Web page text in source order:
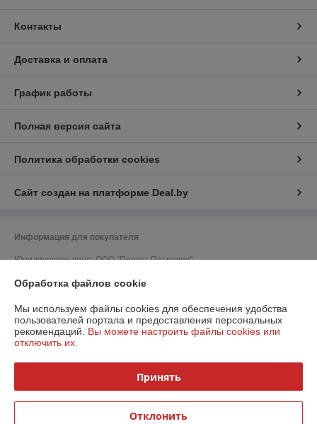
Контакты
Доставка и оплата
График работы
Полная версия сайта
Политика обработки cookies
Сайт создан на платформе Deal.by
Информация для покупателя
Юридическое лицо:ООО "Прокат Петрович"
УНП: 193215798
Регистрационный орган: Минский горисполком
Дата регистрации компании: 27.02.2019
Ссылка на свидетельство/лицензию
Ссылка на свидетельство/лицензию
Обработка файлов cookie
Мы используем файлы cookies для обеспечения удобства
пользователей портала и предоставления персональных
рекомендаций. Вы можете настроить файлы cookies или
отключить их.
Принять
Отклонить